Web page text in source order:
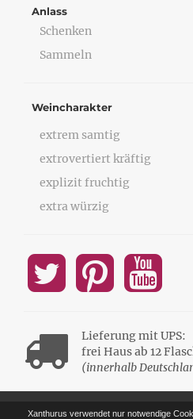
Anlass
Schenken
Sammeln
Weincharakter
extrem samtig
extrovertiert kräftig
explizit fruchtig
extra würzig
Lieferung mit UPS:
frei Haus ab 12
(innerhalb
Xanthurus verwendet nur notwendige